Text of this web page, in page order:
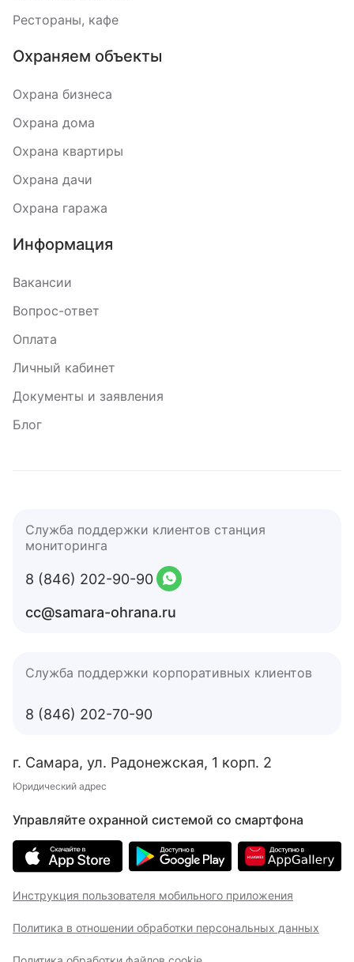
Рестораны, кафе
Охраняем объекты
Охрана бизнеса
Охрана дома
Охрана квартиры
Охрана дачи
Охрана гаража
Информация
Вакансии
Вопрос-ответ
Оплата
Личный кабинет
Документы и заявления
Блог
Служба поддержки клиентов станция
мониторинга
8 (846) 202-90-90
cc@samara-ohrana.ru
Служба поддержки корпоративных клиентов
8 (846) 202-70-90
г. Самара, ул. Радонежская, 1 корп. 2
Юридический адрес
Управляйте охранной системой со смартфона
Инструкция пользователя мобильного приложения
Политика в отношении обработки персональных данных